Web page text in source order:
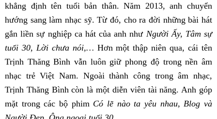
khẳng định tên tuổi bản thân. Năm 2013, anh chuyển
hướng sang làm nhạc sỹ. Từ đó, cho ra đời những bài hát
gắn liền sự nghiệp ca hát của anh như Người Ấy, Tâm sự
tuổi 30, Lời chưa nói,… Hơn một thập niên qua, cái tên
Trịnh Thăng Bình vẫn luôn giữ phong độ trong nền âm
nhạc trẻ Việt Nam. Ngoài thành công trong âm nhạc,
Trịnh Thăng Bình còn là một diễn viên tài năng. Anh góp
mặt trong các bộ phim Có lẽ nào ta yêu nhau, Blog và